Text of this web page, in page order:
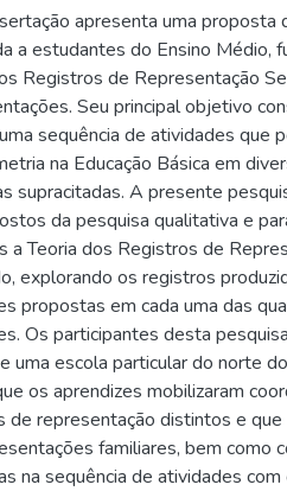
apresenta uma proposta
a estudantes do Ensino Médio,
Registros de Representação
Seu principal objetivo
sequência de atividades que
na Educação Básica em
supracitadas. A presente
da pesquisa qualitativa e
a Teoria dos Registros de
explorando os registros
propostas em cada uma das
Os participantes desta
uma escola particular do norte
os aprendizes mobilizaram
de representação distintos e
familiares, bem como
na sequência de atividades